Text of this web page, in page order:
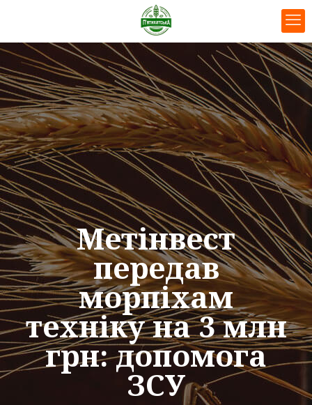
Метінвест
передав
морпіхам
техніку на 3 млн
грн: допомога
ЗСУ